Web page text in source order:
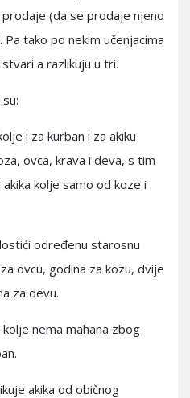
(da se prodaje njeno
tako po nekim učenjacima
a razlikuju u tri.
i za kurban i za akiku
ovca, krava i deva, s tim
kolje samo od koze i
određenu starosnu
ovcu, godina za kozu, dvije
za devu.
nema mahana zbog
akika od običnog